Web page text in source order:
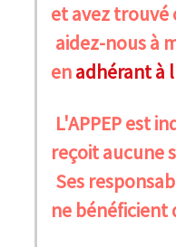
et avez trouvé
aidez-nous à
enadhérant à
L'APPEP est
reçoit aucune
Ses
ne bénéficient